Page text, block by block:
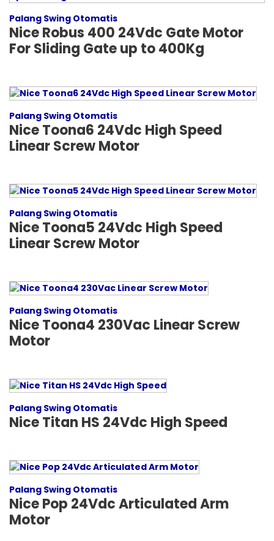
Palang Swing Otomatis
Nice Robus 400 24Vdc Gate Motor
For Sliding Gate up to 400Kg
Palang Swing Otomatis
Nice Toona6 24Vdc High Speed
Linear Screw Motor
Palang Swing Otomatis
Nice Toona5 24Vdc High Speed
Linear Screw Motor
Palang Swing Otomatis
Nice Toona4 230Vac Linear Screw
Motor
Palang Swing Otomatis
Nice Titan HS 24Vdc High Speed
Palang Swing Otomatis
Nice Pop 24Vdc Articulated Arm
Motor